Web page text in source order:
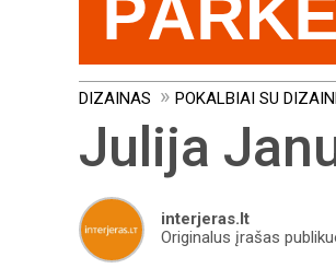
DIZAINAS POKALBIAI SU
Julija
interjeras.lt
Originalus įrašas